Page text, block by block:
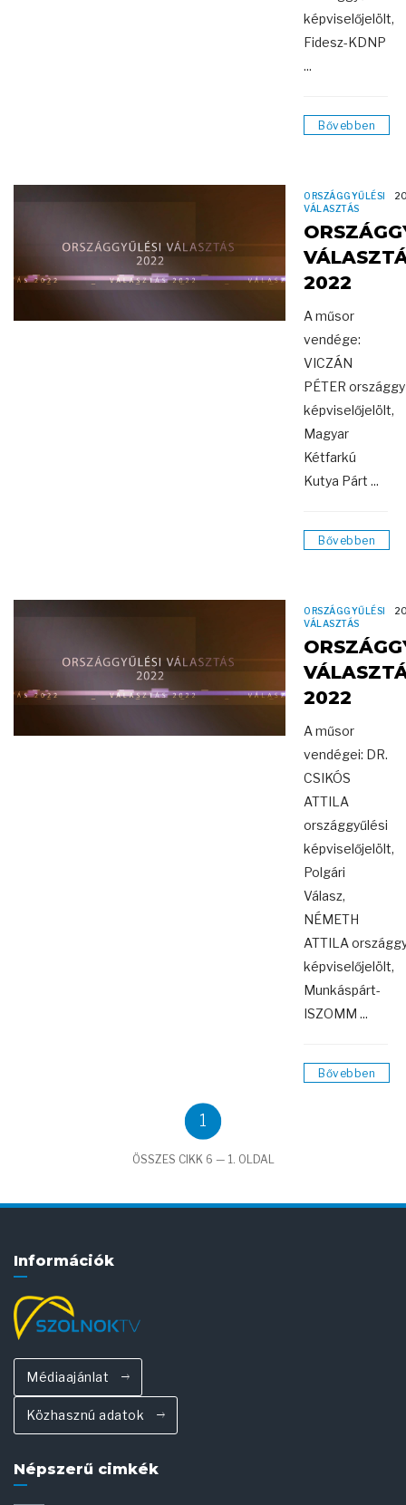
képviselőjelölt,
Fidesz-KDNP
...
Bővebben
ORSZÁGGYŰLÉSI
VÁLASZTÁS
2022
A műsor
vendége:
VICZÁN
PÉTER
képviselőjelölt,
Magyar
Kétfarkú
Kutya Párt ...
Bővebben
ORSZÁGGYŰLÉSI
VÁLASZTÁS
2022
A műsor
vendégei: DR.
CSIKÓS
ATTILA
országgyűlési
képviselőjelölt,
Polgári
Válasz,
NÉMETH
ATTILA
képviselőjelölt,
Munkáspárt-
ISZOMM ...
Bővebben
1
ÖSSZES CIKK 6 — 1. OLDAL
Információk
Médiaajánlat
Közhasznú adatok
Népszerű cimkék